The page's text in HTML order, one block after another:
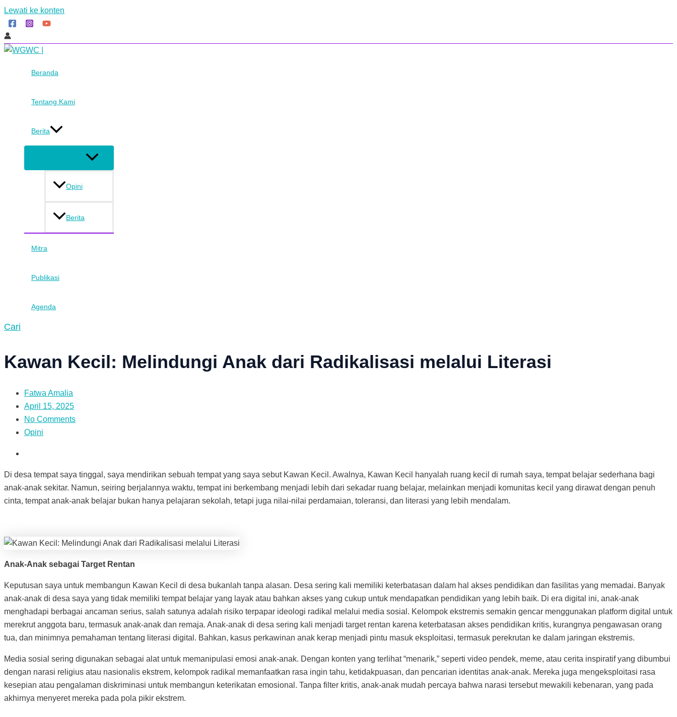
Lewati ke konten
Beranda
Tentang Kami
Berita
Opini
Berita
Mitra
Publikasi
Agenda
Cari
Kawan Kecil: Melindungi Anak dari Radikalisasi melalui Literasi
Fatwa Amalia
April 15, 2025
No Comments
Opini
Di desa tempat saya tinggal, saya mendirikan sebuah tempat yang saya sebut Kawan Kecil. Awalnya, Kawan Kecil hanyalah ruang kecil di rumah saya, tempat belajar sederhana bagi
anak-anak sekitar. Namun, seiring berjalannya waktu, tempat ini berkembang menjadi lebih dari sekadar ruang belajar, melainkan menjadi komunitas kecil yang dirawat dengan penuh
cinta, tempat anak-anak belajar bukan hanya pelajaran sekolah, tetapi juga nilai-nilai perdamaian, toleransi, dan literasi yang lebih mendalam.
Anak-Anak sebagai Target Rentan
Keputusan saya untuk membangun Kawan Kecil di desa bukanlah tanpa alasan. Desa sering kali memiliki keterbatasan dalam hal akses pendidikan dan fasilitas yang memadai. Banyak
anak-anak di desa saya yang tidak memiliki tempat belajar yang layak atau bahkan akses yang cukup untuk mendapatkan pendidikan yang lebih baik. Di era digital ini, anak-anak
menghadapi berbagai ancaman serius, salah satunya adalah risiko terpapar ideologi radikal melalui media sosial. Kelompok ekstremis semakin gencar menggunakan platform digital untuk
merekrut anggota baru, termasuk anak-anak dan remaja. Anak-anak di desa sering kali menjadi target rentan karena keterbatasan akses pendidikan kritis, kurangnya pengawasan orang
tua, dan minimnya pemahaman tentang literasi digital. Bahkan, kasus perkawinan anak kerap menjadi pintu masuk eksploitasi, termasuk perekrutan ke dalam jaringan ekstremis.
Media sosial sering digunakan sebagai alat untuk memanipulasi emosi anak-anak. Dengan konten yang terlihat “menarik,” seperti video pendek, meme, atau cerita inspiratif yang dibumbui
dengan narasi religius atau nasionalis ekstrem, kelompok radikal memanfaatkan rasa ingin tahu, ketidakpuasan, dan pencarian identitas anak-anak. Mereka juga mengeksploitasi rasa
kesepian atau pengalaman diskriminasi untuk membangun keterikatan emosional. Tanpa filter kritis, anak-anak mudah percaya bahwa narasi tersebut mewakili kebenaran, yang pada
akhirnya menyeret mereka pada pola pikir ekstrem.